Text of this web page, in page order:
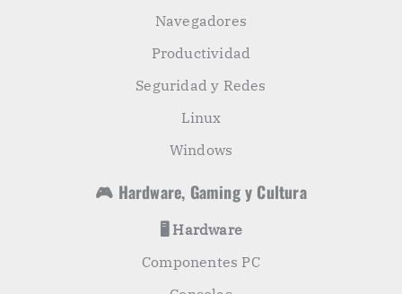
Navegadores
Productividad
Seguridad y Redes
Linux
Windows
🎮 Hardware, Gaming y Cultura
🖥️ Hardware
Componentes PC